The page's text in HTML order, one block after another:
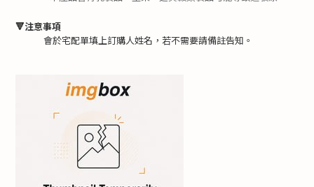
🔻注意事項
會於宅配單填上訂購人姓名，若不需要請備註告知。